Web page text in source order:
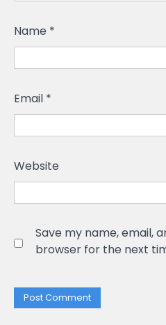
Name *
Email *
Website
Save my name, email,
browser for the next